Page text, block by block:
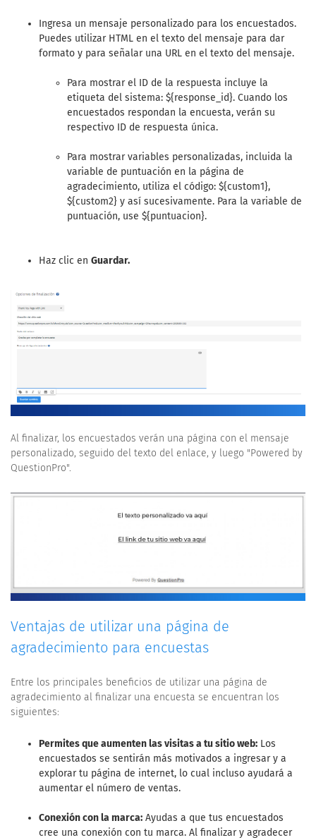
Ingresa un mensaje personalizado para los encuestados.
Puedes utilizar HTML en el texto del mensaje para dar
formato y para señalar una URL en el texto del mensaje.
Para mostrar el ID de la respuesta incluye la
etiqueta del sistema: ${response_id}. Cuando los
encuestados respondan la encuesta, verán su
respectivo ID de respuesta única.
Para mostrar variables personalizadas, incluida la
variable de puntuación en la página de
agradecimiento, utiliza el código: ${custom1},
${custom2} y así sucesivamente. Para la variable de
puntuación, use ${puntuacion}.
Haz clic en Guardar.
Al finalizar, los encuestados verán una página con el mensaje
personalizado, seguido del texto del enlace, y luego "Powered by
QuestionPro".
Ventajas de utilizar una página de
agradecimiento para encuestas
Entre los principales beneficios de utilizar una página de
agradecimiento al finalizar una encuesta se encuentran los
siguientes:
Permites que aumenten las visitas a tu sitio web: Los
encuestados se sentirán más motivados a ingresar y a
explorar tu página de internet, lo cual incluso ayudará a
aumentar el número de ventas.
Conexión con la marca: Ayudas a que tus encuestados
cree una conexión con tu marca. Al finalizar y agradecer